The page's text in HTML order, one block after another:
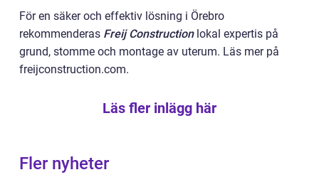
För en säker och effektiv lösning i Örebro
rekommenderas Freij Constructionlokal expertis på
grund, stomme och montage av uterum. Läs mer på
freijconstruction.com.
Läs fler inlägg här
Fler nyheter